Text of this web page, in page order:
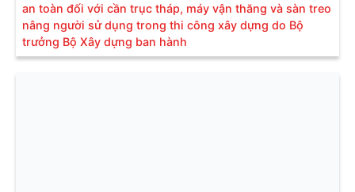
an toàn đối với cần trục tháp, máy vận thăng và sàn treo
nâng người sử dụng trong thi công xây dựng do Bộ
trưởng Bộ Xây dựng ban hành